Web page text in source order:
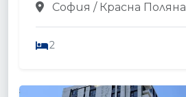
София / Красна Поляна
2